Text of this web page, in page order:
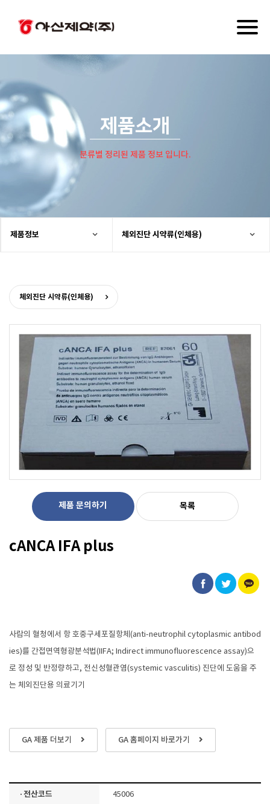
제품소개
분류별 정리된 제품 정보 입니다.
제품정보 체외진단 시약류(인체용)
체외진단 시약류(인체용)
제품 문의하기 목록
cANCA IFA plus
사람의 혈청에서 항 호중구세포질항체(anti-neutrophil cytoplasmic antibod
ies)를 간접면역형광분석법(IIFA; Indirect immunofluorescence assay)으
로 정성 및 반정량하고, 전신성혈관염(systemic vasculitis) 진단에 도움을 주
는 체외진단용 의료기기
GA 제품 더보기 GA 홈페이지 바로가기
· 전산코드 45006